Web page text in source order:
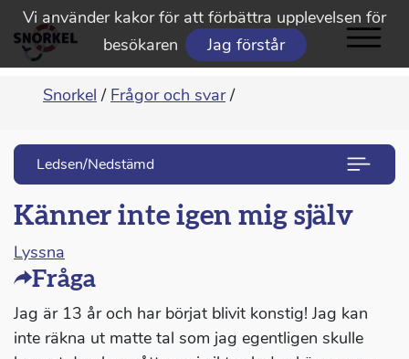
Vi använder kakor för att förbättra upplevelsen för
besökaren
Jag förstår
Snorkel / Frågor och svar /
Ledsen/Nedstämd
Känner inte igen mig själv
Lyssna
Fråga
Jag är 13 år och har börjat blivit konstig! Jag kan
inte räkna ut matte tal som jag egentligen skulle